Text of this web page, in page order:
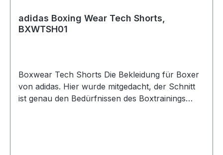
adidas Boxing Wear Tech Shorts,
BXWTSH01
Boxwear Tech Shorts Die Bekleidung für Boxer
von adidas. Hier wurde mitgedacht, der Schnitt
ist genau den Bedürfnissen des Boxtrainings